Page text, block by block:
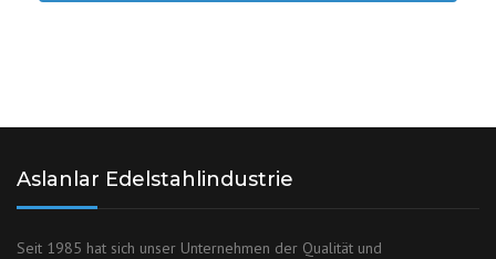
Aslanlar Edelstahlindustrie
Seit 1985 hat sich unser Unternehmen der Qualität und